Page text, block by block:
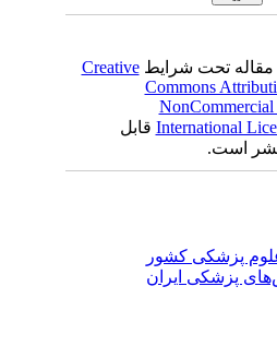
مقاله تحت شرایطCreative
Commons
Internationalقابل
است.
پزشکی کشور
پزشکی ایران